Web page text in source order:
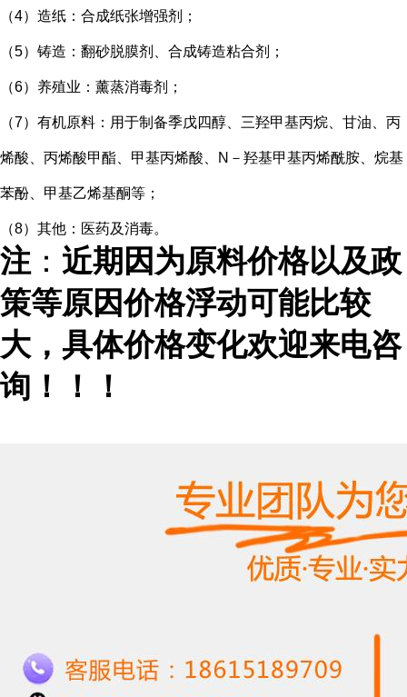
（4）造纸：合成纸张增强剂；
（5）铸造：翻砂脱膜剂、合成铸造粘合剂；
（6）养殖业：薰蒸消毒剂；
（7）有机原料：用于制备季戊四醇、三羟甲基丙烷、甘油、丙
烯酸、丙烯酸甲酯、甲基丙烯酸、N－羟基甲基丙烯酰胺、烷基
苯酚、甲基乙烯基酮等；
（8）其他：医药及消毒。
注 ： 近期因为原料价格以及政
策等原因价格浮动可能比较
大，具体价格变化欢迎来电咨
询！！！